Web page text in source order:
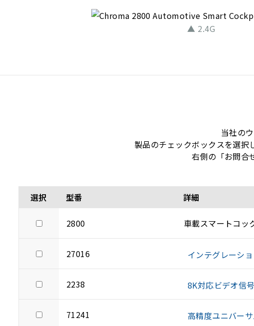
▲ 2.4G
当社の
製品のチェックボックスを選択
右側の「お問合
選択
型番 詳細
2800 車載スマートコッ
27016 インテグレーシ
2238 8K対応ビデオ信
71241 高精度ユニバー